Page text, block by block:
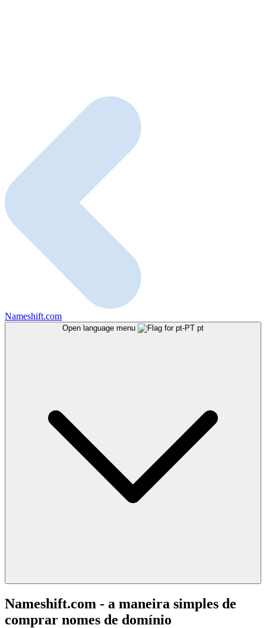
Nameshift.com
Open language menu pt
Nameshift.com - a maneira simples de
comprar nomes de domínio